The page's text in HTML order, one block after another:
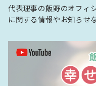
代表理事の飯野のオフィ
に関する情報やお知らせ